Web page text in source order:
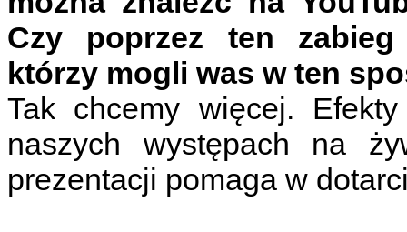
Czy poprzez ten
którzy mogli was w ten
Tak chcemy więcej.
naszych występach na
prezentacji pomaga w